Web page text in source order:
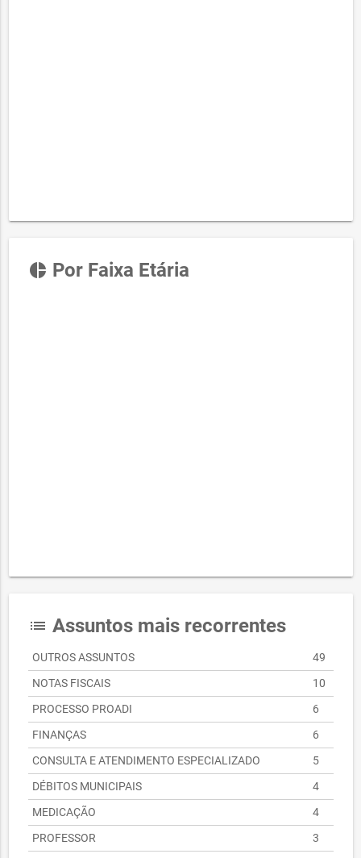
pie_chart Por Faixa Etária
list Assuntos mais recorrentes
OUTROS ASSUNTOS
49
NOTAS FISCAIS
10
PROCESSO PROADI
6
FINANÇAS
6
CONSULTA E ATENDIMENTO ESPECIALIZADO
5
DÉBITOS MUNICIPAIS
4
MEDICAÇÃO
4
PROFESSOR
3